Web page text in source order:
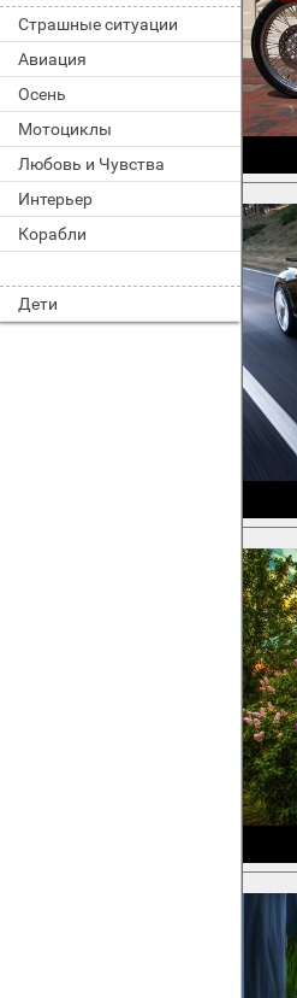
Страшные ситуации
Авиация
Осень
Мотоциклы
Любовь и Чувства
Интерьер
Корабли
Дети